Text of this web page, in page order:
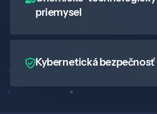
priemysel
Kybernetická bezpečnosť